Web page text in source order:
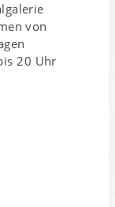
von
20 Uhr